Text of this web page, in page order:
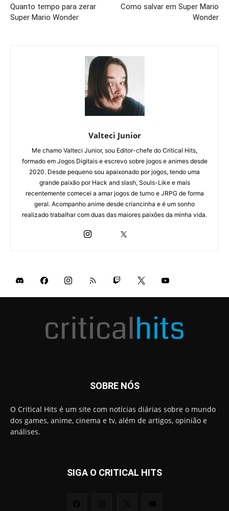
Quanto tempo para zerar
Super Mario Wonder
Como salvar em Super Mario
Wonder
Valteci Junior
Me chamo Valteci Junior, sou Editor-chefe do Critical Hits,
formado em Jogos Digitais e escrevo sobre jogos e animes desde
2020. Desde pequeno sou apaixonado por jogos, tendo uma
grande paixão por Hack and slash, Souls-Like e mais
recentemente comecei a amar jogos de turno e JRPG de forma
geral. Acompanho anime desde criancinha e é um sonho
realizado trabalhar com duas das maiores paixões da minha vida.
SOBRE NÓS
O Critical Hits é um site com notícias diárias sobre o mundo
dos games, anime, cinema e tv, além de artigos, opinião e
análises.
SIGA O CRITICAL HITS